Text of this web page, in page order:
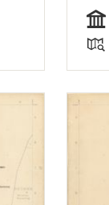
Tid
Typ